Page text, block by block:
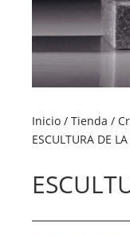
Inicio /Tienda /
ESCULTURA DE